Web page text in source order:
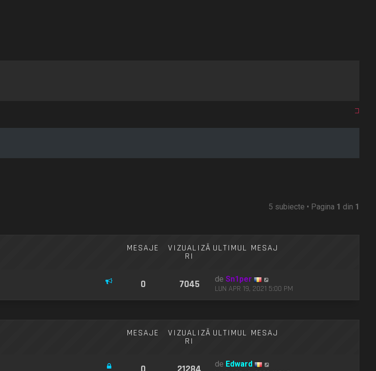
5 subiecte • Pagina 1 din 1
MESAJE VIZUALIZĂ
RI
ULTIMUL MESAJ
0 7045 deSn1per
LUN APR 19, 2021 5:00 PM
MESAJE VIZUALIZĂ
RI
ULTIMUL MESAJ
de Edward